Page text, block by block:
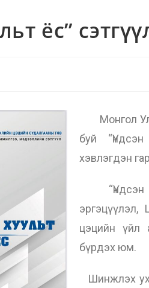
ёс”
Монгол
буй
хэвлэгдэн
“Үндсэн
эргэцүүлэл,
цэцийн үйл
бүрдэх юм.
Шинжлэх